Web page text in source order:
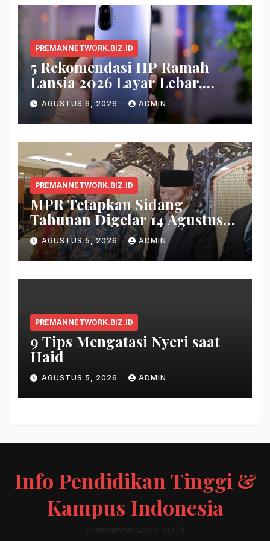
PREMANNETWORK.BIZ.ID
5 Rekomendasi HP Ramah
Lansia 2026 Layar Lebar,
Menu Simpel, dan Baterai
Awet
AGUSTUS 6, 2026 ADMIN
PREMANNETWORK.BIZ.ID
MPR Tetapkan Sidang
Tahunan Digelar 14 Agustus
2026
AGUSTUS 5, 2026 ADMIN
PREMANNETWORK.BIZ.ID
9 Tips Mengatasi Nyeri saat
Haid
AGUSTUS 5, 2026 ADMIN
Info Pendidikan Tinggi &
Kampus Indonesia
premannetwork.biz.id